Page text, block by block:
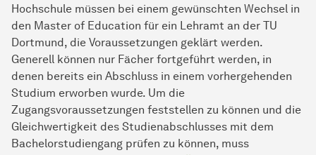
Hochschule müssen bei einem gewünschten Wechsel in
den Master of Education für ein Lehramt an der TU
Dortmund, die Voraussetzungen geklärt werden.
Generell können nur Fächer fortgeführt werden, in
denen bereits ein Abschluss in einem vorhergehenden
Studium erworben wurde. Um die
Zugangsvoraussetzungen feststellen zu können und die
Gleichwertigkeit des Studienabschlusses mit dem
Bachelorstudiengang prüfen zu können, muss